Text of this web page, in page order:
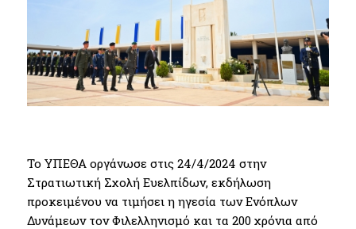
Το ΥΠΕΘΑ οργάνωσε στις 24/4/2024 στην
Στρατιωτική Σχολή Ευελπίδων, εκδήλωση
προκειμένου να τιμήσει η ηγεσία των Ενόπλων
Δυνάμεων τον Φιλελληνισμό και τα 200 χρόνια από